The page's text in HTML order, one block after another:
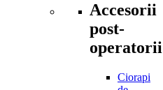
Accesorii
post-
operatorii
Ciorapi